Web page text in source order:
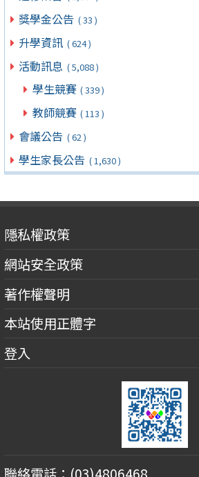
獎學金公告 ( 33 )
升學資訊 ( 624 )
活動訊息 ( 5,088 )
學生競賽 ( 339 )
教師競賽 ( 113 )
會議公告 ( 62 )
學生家長公告 ( 1,630 )
隱私權政策
網站安全政策
著作權聲明
本站使用正體字
登入